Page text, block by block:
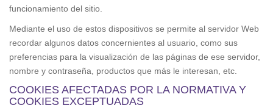
funcionamiento del sitio.
Mediante el uso de estos dispositivos se permite al servidor Web
recordar algunos datos concernientes al usuario, como sus
preferencias para la visualización de las páginas de ese servidor,
nombre y contraseña, productos que más le interesan, etc.
COOKIES AFECTADAS POR LA NORMATIVA Y
COOKIES EXCEPTUADAS